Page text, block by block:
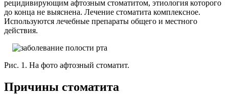
рецидивирующим афтозным стоматитом, этиология которого
до конца не выяснена. Лечение стоматита комплексное.
Используются лечебные препараты общего и местного
действия.
Рис. 1. На фото афтозный стоматит.
Причины стоматита